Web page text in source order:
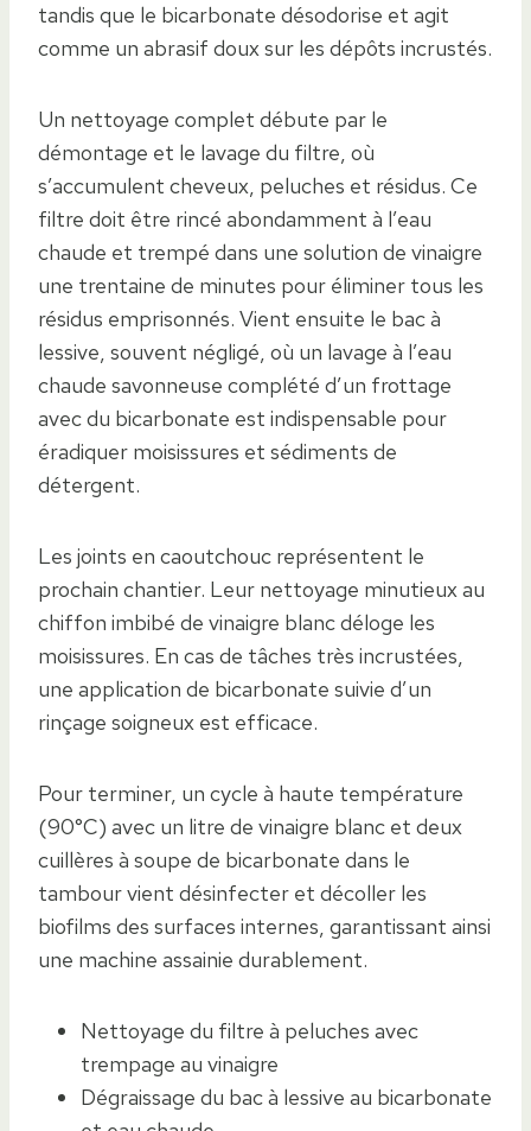
tandis que le bicarbonate désodorise et agit
comme un abrasif doux sur les dépôts incrustés.
Un nettoyage complet débute par le
démontage et le lavage du filtre, où
s’accumulent cheveux, peluches et résidus. Ce
filtre doit être rincé abondamment à l’eau
chaude et trempé dans une solution de vinaigre
une trentaine de minutes pour éliminer tous les
résidus emprisonnés. Vient ensuite le bac à
lessive, souvent négligé, où un lavage à l’eau
chaude savonneuse complété d’un frottage
avec du bicarbonate est indispensable pour
éradiquer moisissures et sédiments de
détergent.
Les joints en caoutchouc représentent le
prochain chantier. Leur nettoyage minutieux au
chiffon imbibé de vinaigre blanc déloge les
moisissures. En cas de tâches très incrustées,
une application de bicarbonate suivie d’un
rinçage soigneux est efficace.
Pour terminer, un cycle à haute température
(90°C) avec un litre de vinaigre blanc et deux
cuillères à soupe de bicarbonate dans le
tambour vient désinfecter et décoller les
biofilms des surfaces internes, garantissant ainsi
une machine assainie durablement.
Nettoyage du filtre à peluches avec
trempage au vinaigre
Dégraissage du bac à lessive au bicarbonate